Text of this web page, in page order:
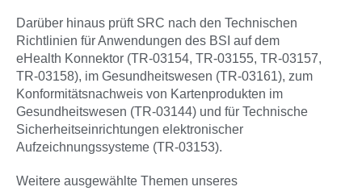
Darüber hinaus prüft SRC nach den Technischen
Richtlinien für Anwendungen des BSI auf dem
eHealth Konnektor (TR-03154, TR-03155, TR-03157,
TR-03158), im Gesundheitswesen (TR-03161), zum
Konformitätsnachweis von Kartenprodukten im
Gesundheitswesen (TR-03144) und für Technische
Sicherheitseinrichtungen elektronischer
Aufzeichnungssysteme (TR-03153).
Weitere ausgewählte Themen unseres